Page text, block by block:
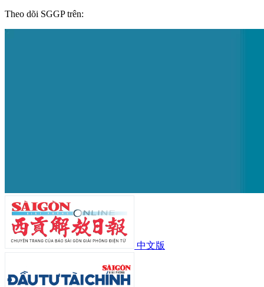
Theo dõi SGGP trên:
中文版